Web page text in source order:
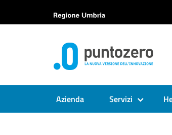
Azienda Servizi